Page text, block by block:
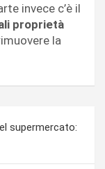
invece c’è il
proprietà
la
supermercato: